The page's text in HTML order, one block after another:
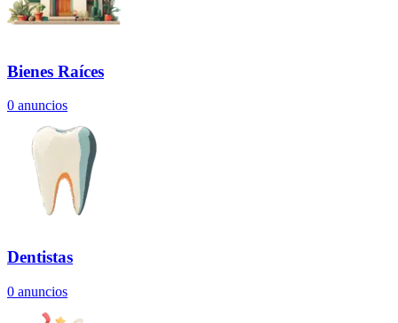
Bienes Raíces
0 anuncios
Dentistas
0 anuncios